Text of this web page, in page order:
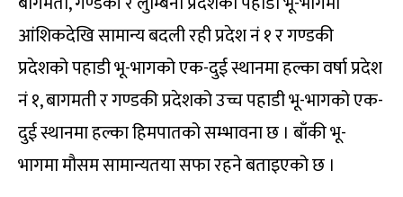
आंशिकदेखि सामान्य बदली रही प्रदेश नं १ र गण्डकी
प्रदेशको पहाडी भू-भागको एक-दुई स्थानमा हल्का वर्षा प्रदेश
नं १, बागमती र गण्डकी प्रदेशको उच्च पहाडी भू-भागको एक-
दुई स्थानमा हल्का हिमपातको सम्भावना छ । बाँकी भू-
भागमा मौसम सामान्यतया सफा रहने बताइएको छ ।